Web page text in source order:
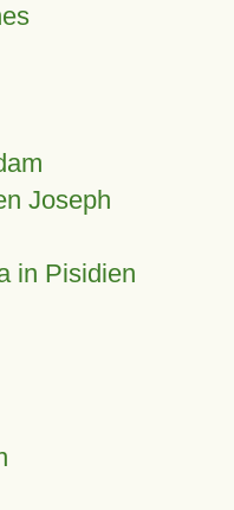
Joseph
in Pisidien